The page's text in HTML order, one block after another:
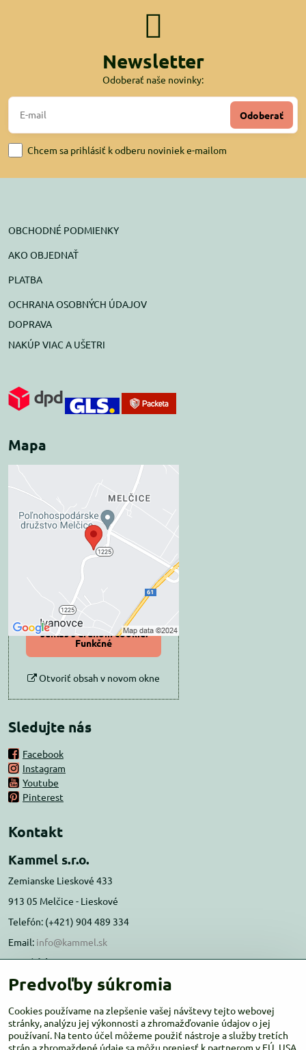
Newsletter
Odoberať naše novinky:
Odoberať
Chcem sa prihlásiť k odberu noviniek e-mailom
OBCHODNÉ PODMIENKY
AKO OBJEDNAŤ
PLATBA
OCHRANA OSOBNÝCH ÚDAJOV
DOPRAVA
NAKÚP VIAC A UŠETRI
Mapa
Externý obsah je
blokovaný Voľbami
súkromia
Prajete si načítať externý obsah?
Povoliť tentokrát
Povoliť a zapamätať -
súhlas s druhom cookie:
Funkčné
Otvoriť obsah v novom okne
Sledujte nás
Facebook
Instagram
Youtube
Pinterest
Kontakt
Kammel s.r.o.
Zemianske Lieskové 433
913 05 Melčice - Lieskové
Telefón: (+421) 904 489 334
Email: info@kammel.sk
Prevádzka:
Administratívna budova PD Melčice
Otváracie hodiny:PO-ŠT 8:00 - 16:00
PIA-NE Zatvorené
Predvoľby súkromia
Cookies používame na zlepšenie vašej návštevy tejto webovej
stránky, analýzu jej výkonnosti a zhromažďovanie údajov o jej
používaní. Na tento účel môžeme použiť nástroje a služby tretích
strán a zhromaždené údaje sa môžu preniesť k partnerom v EÚ, USA